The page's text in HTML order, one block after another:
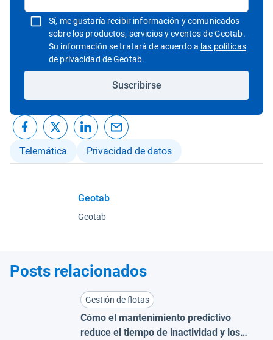
Sí, me gustaría recibir información y comunicados
sobre los productos, servicios y eventos de Geotab.
Su información se tratará de acuerdo a las políticas
de privacidad de Geotab.
Suscribirse
Telemática Privacidad de datos
Geotab
Geotab
Posts relacionados
Gestión de flotas
Cómo el mantenimiento predictivo
reduce el tiempo de inactividad y los